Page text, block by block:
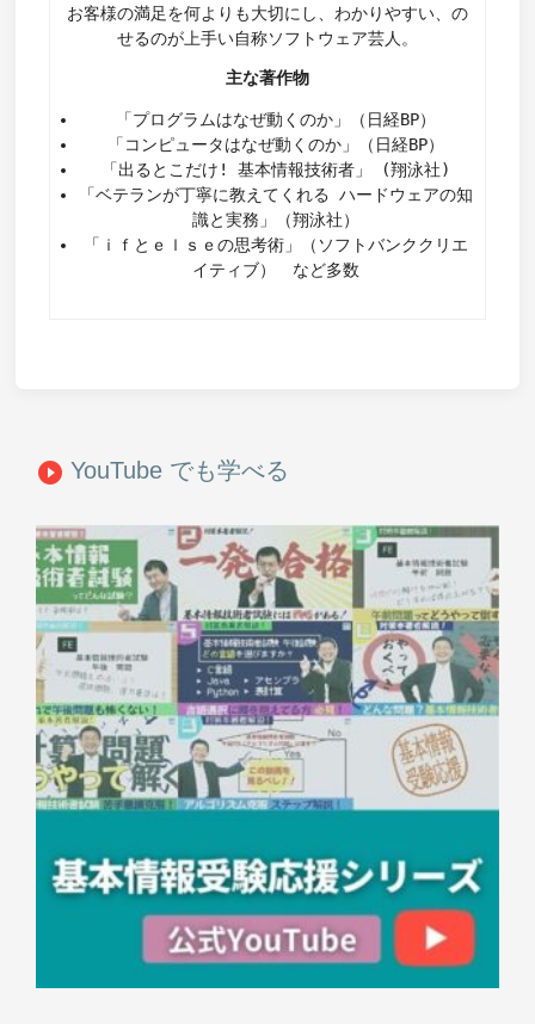
お客様の満足を何よりも大切にし、わかりやすい、の
せるのが上手い自称ソフトウェア芸人。
主な著作物
「プログラムはなぜ動くのか」（日経BP）
「コンピュータはなぜ動くのか」（日経BP）
「出るとこだけ! 基本情報技術者」 (翔泳社)
「ベテランが丁寧に教えてくれる ハードウェアの知
識と実務」（翔泳社）
「ｉｆとｅｌｓｅの思考術」（ソフトバンククリエ
イティブ） など多数
play_circle_filled YouTube でも学べる